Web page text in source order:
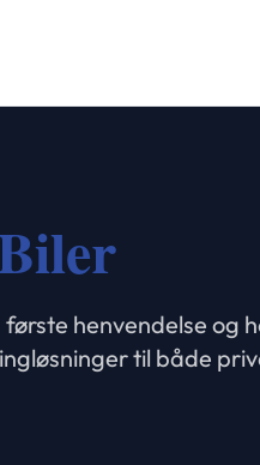
henvendelse og
til både